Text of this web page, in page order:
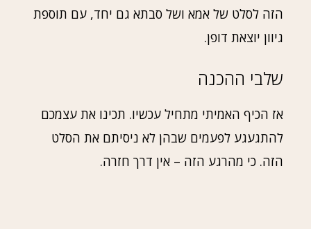
הזה לסלט של אמא ושל סבתא גם יחד, עם תוספת
גיוון יוצאת דופן.
שלבי ההכנה
אז הכיף האמיתי מתחיל עכשיו. תכינו את עצמכם
להתגעגע לפעמים שבהן לא ניסיתם את הסלט
הזה. כי מהרגע הזה – אין דרך חזרה.